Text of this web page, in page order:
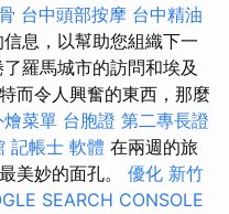
台中頭部按摩 台中精油
息，以幫助您組織下一
羅馬城市的訪問和埃及
而令人興奮的東西，那麼
菜單 台胞證 第二專長證
記帳士 軟體 在兩週的旅
美妙的面孔。 優化 新竹
SEARCH CONSOLE